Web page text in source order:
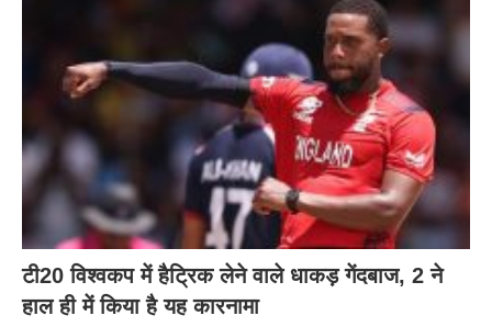
टी20 विश्वकप में हैट्रिक लेने वाले धाकड़ गेंदबाज, 2 ने
हाल ही में किया है यह कारनामा